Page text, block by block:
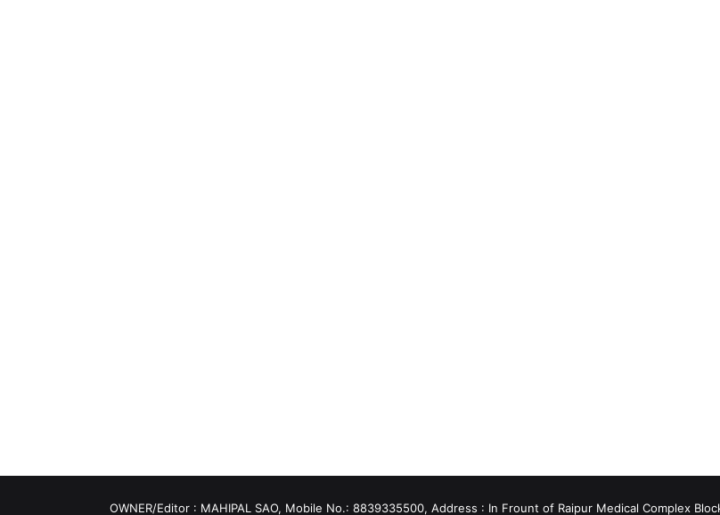
OWNER/Editor : MAHIPAL SAO, Mobile No.: 8839335500, Address : In Frount of Raipur Medical Complex